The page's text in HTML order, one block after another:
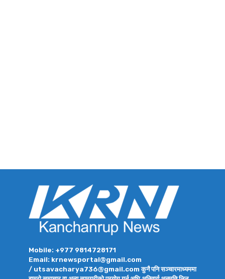
Mobile: +977 9814728171
Email: krnewsportal@gmail.com
/ utsavacharya736@gmail.com कुनै पनि सञ्चारमाध्यममा